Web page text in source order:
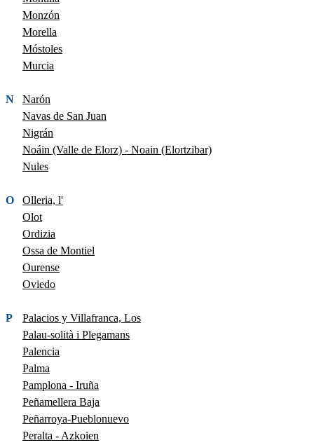
Monzón
Morella
Móstoles
Murcia
N
Narón
Navas de San Juan
Nigrán
Noáin (Valle de Elorz) - Noain (Elortzibar)
Nules
O
Olleria, l'
Olot
Ordizia
Ossa de Montiel
Ourense
Oviedo
P
Palacios y Villafranca, Los
Palau-solità i Plegamans
Palencia
Palma
Pamplona - Iruña
Peñamellera Baja
Peñarroya-Pueblonuevo
Peralta - Azkoien